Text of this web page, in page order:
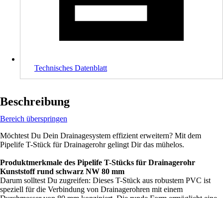
Technisches Datenblatt
Beschreibung
Bereich überspringen
Möchtest Du Dein Drainagesystem effizient erweitern? Mit dem
Pipelife T-Stück für Drainagerohr gelingt Dir das mühelos.
Produktmerkmale des Pipelife T-Stücks für Drainagerohr
Kunststoff rund schwarz NW 80 mm
Darum solltest Du zugreifen: Dieses T-Stück aus robustem PVC ist
speziell für die Verbindung von Drainagerohren mit einem